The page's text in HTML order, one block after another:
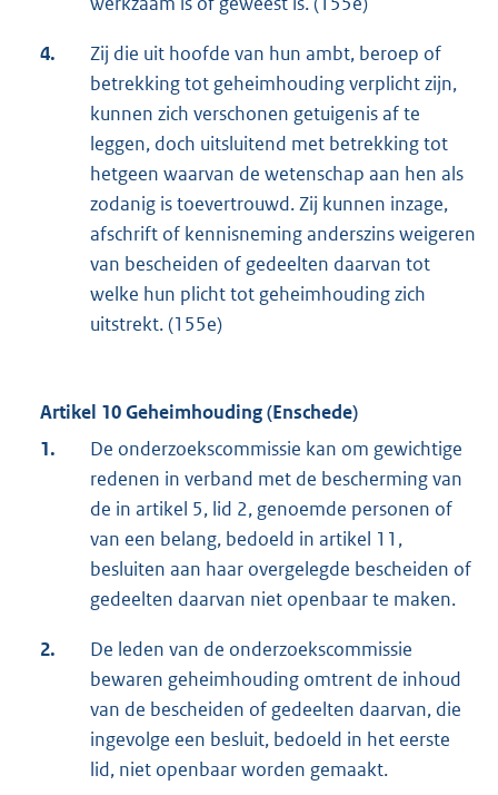
4.
Zij die uit hoofde van hun ambt, beroep of
betrekking tot geheimhouding verplicht zijn,
kunnen zich verschonen getuigenis af te
leggen, doch uitsluitend met betrekking tot
hetgeen waarvan de wetenschap aan hen als
zodanig is toevertrouwd. Zij kunnen inzage,
afschrift of kennisneming anderszins weigeren
van bescheiden of gedeelten daarvan tot
welke hun plicht tot geheimhouding zich
uitstrekt. (155e)
Artikel 10 Geheimhouding (Enschede)
1.
De onderzoekscommissie kan om gewichtige
redenen in verband met de bescherming van
de in artikel 5, lid 2, genoemde personen of
van een belang, bedoeld in artikel 11,
besluiten aan haar overgelegde bescheiden of
gedeelten daarvan niet openbaar te maken.
2.
De leden van de onderzoekscommissie
bewaren geheimhouding omtrent de inhoud
van de bescheiden of gedeelten daarvan, die
ingevolge een besluit, bedoeld in het eerste
lid, niet openbaar worden gemaakt.